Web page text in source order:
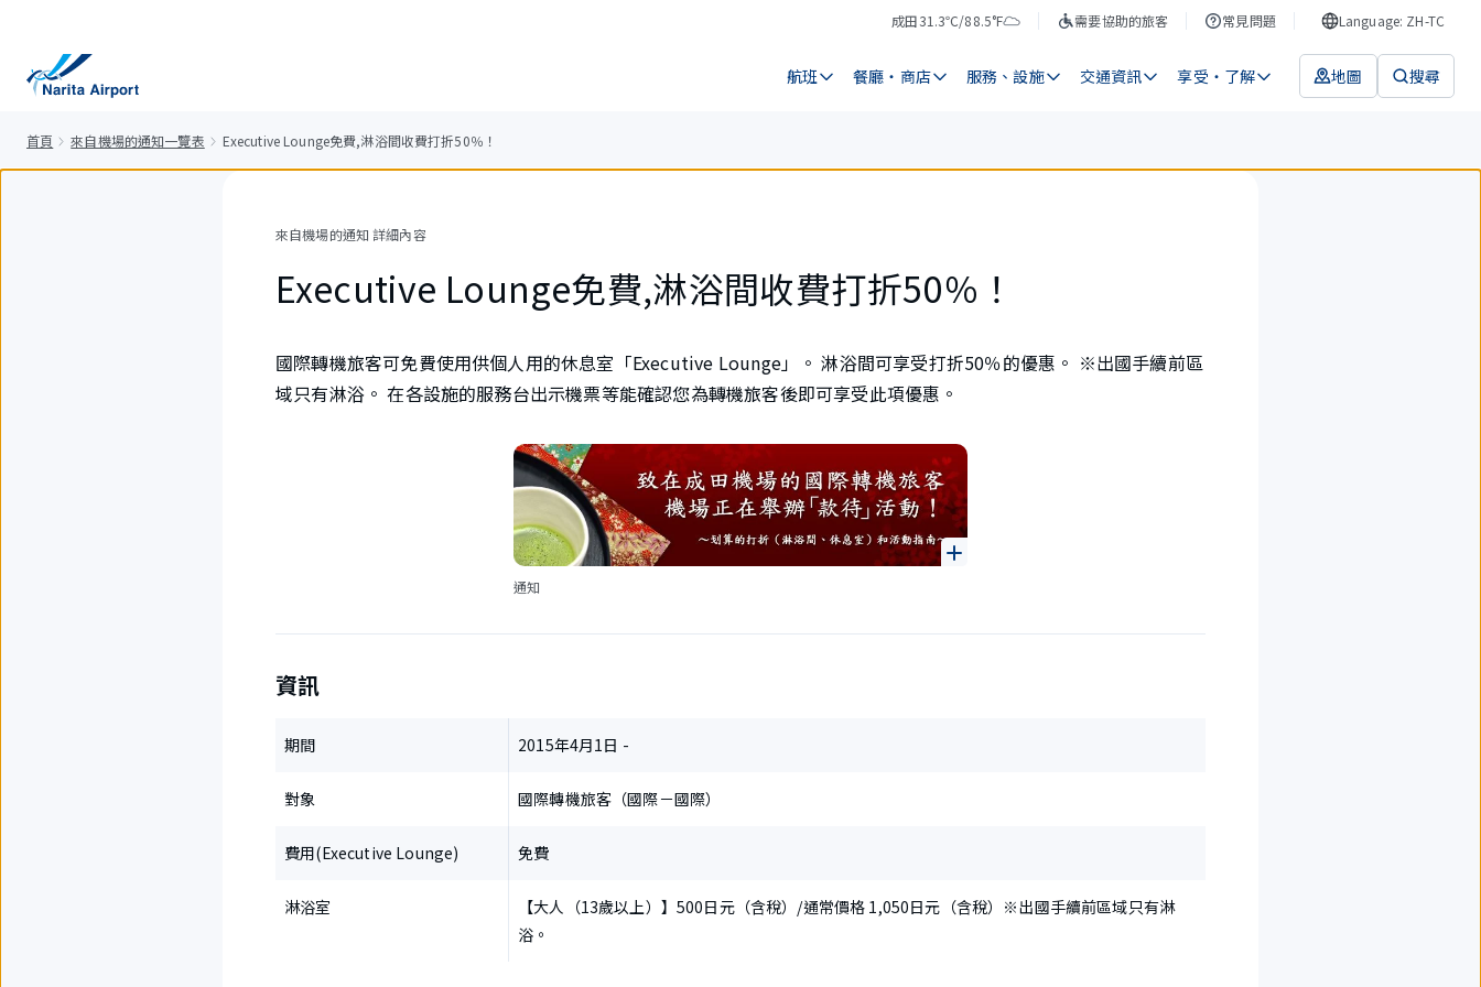
成田
氣
31.3℃/88.5°F
天
需要協助的旅客 常見問題 Language: ZH-TC
航班 餐廳・商店 服務、設施 交通資訊 享受・了解 地圖 搜尋
首頁 來自機場的通知一覽表 Executive Lounge免費,淋浴間收費打折50％！
來自機場的通知 詳細內容
Executive Lounge免費,淋浴間收費打折50％！
國際轉機旅客可免費使用供個人用的休息室「Executive Lounge」。 淋浴間可享受打折50％的優惠。 ※出國手續前區
域只有淋浴。 在各設施的服務台出示機票等能確認您為轉機旅客後即可享受此項優惠。
通知
資訊
期間 2015年4月1日 -
對象 國際轉機旅客（國際－國際）
費用(Executive Lounge) 免費
淋浴室
【大人（13歲以上）】500日元（含稅）/通常價格 1,050日元（含稅）※出國手續前區域只有淋
浴。